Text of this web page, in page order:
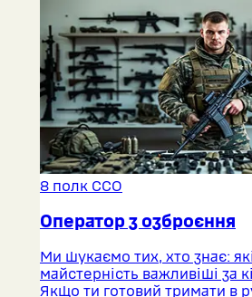
8 полк ССО
Оператор з озброєння
Ми шукаємо тих, хто знає:
майстерність важливіші за
Якщо ти готовий тримати в